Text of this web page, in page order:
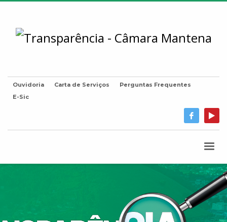
Ouvidoria Carta de Serviços
Perguntas Frequentes
E-Sic